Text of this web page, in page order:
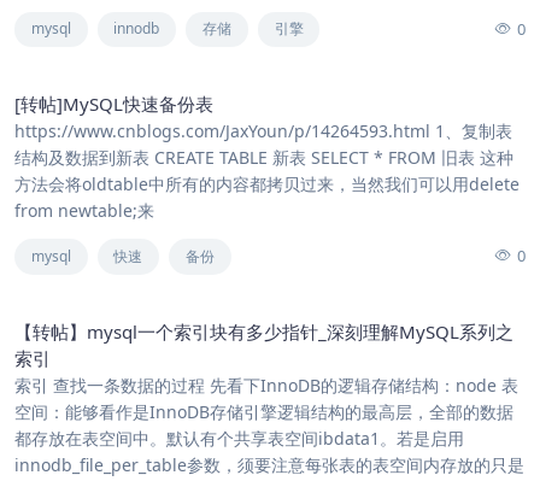
mysql innodb 存储 引擎 0
[转帖]MySQL快速备份表
https://www.cnblogs.com/JaxYoun/p/14264593.html 1、复制表
结构及数据到新表 CREATE TABLE 新表 SELECT * FROM 旧表 这种
方法会将oldtable中所有的内容都拷贝过来，当然我们可以用delete
from newtable;来
mysql 快速 备份 0
【转帖】mysql一个索引块有多少指针_深刻理解MySQL系列之
索引
索引 查找一条数据的过程 先看下InnoDB的逻辑存储结构：node 表
空间：能够看作是InnoDB存储引擎逻辑结构的最高层，全部的数据
都存放在表空间中。默认有个共享表空间ibdata1。若是启用
innodb_file_per_table参数，须要注意每张表的表空间内存放的只是